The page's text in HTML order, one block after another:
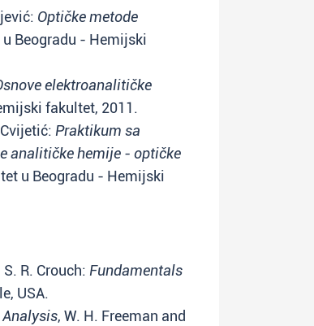
Optičke metode
Beogradu - Hemijski
elektroanalitičke
fakultet, 2011.
Praktikum sa
analitičke hemije - optičke
u Beogradu - Hemijski
R. Crouch: Fundamentals
USA.
, W. H. Freeman and